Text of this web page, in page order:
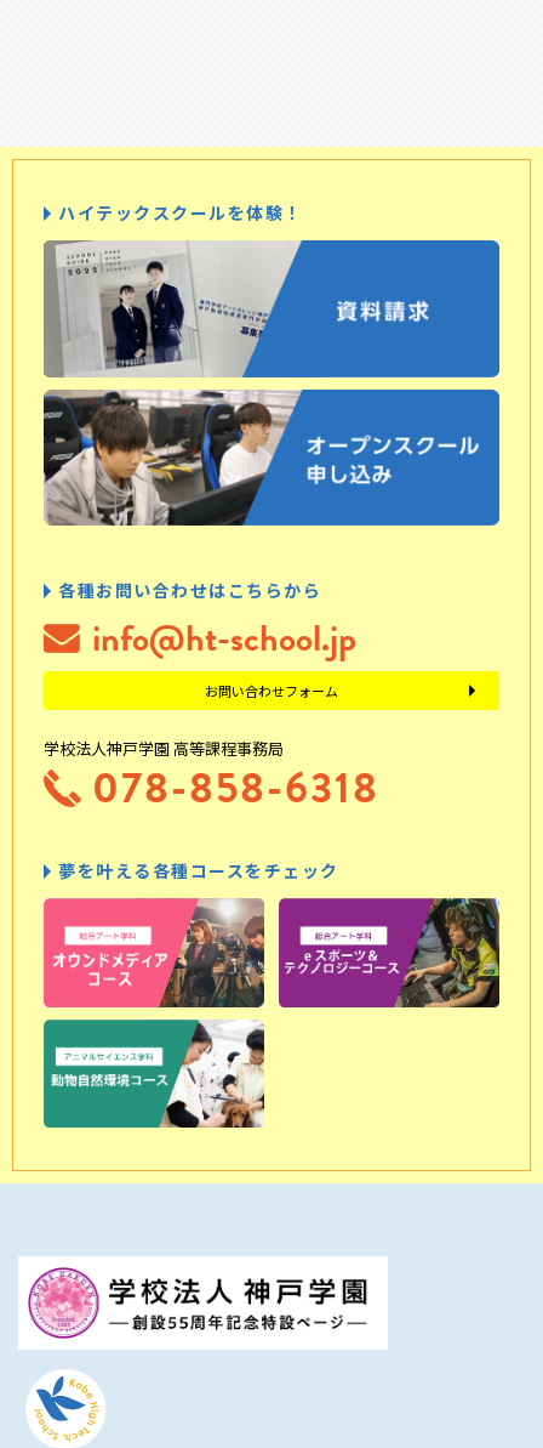
ハイテックスクールを体験！
各種お問い合わせはこちらから
info@ht-school.jp
お問い合わせフォーム
学校法人神戸学園 高等課程事務局
078-858-6318
夢を叶える各種コースをチェック